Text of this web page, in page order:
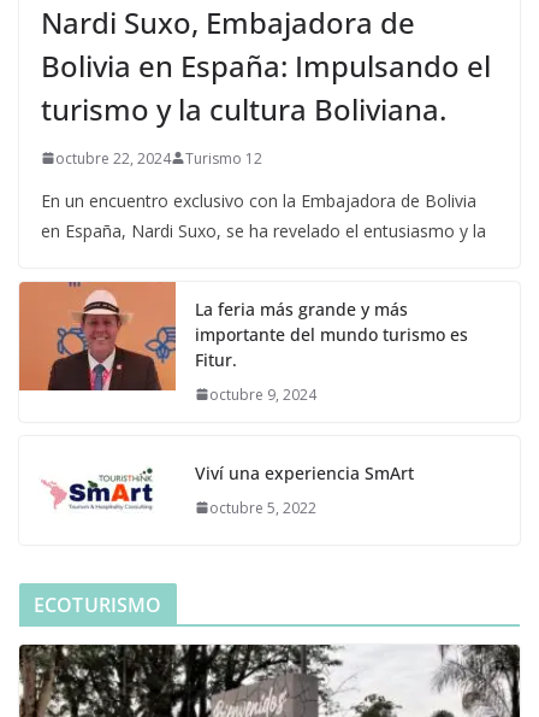
Nardi Suxo, Embajadora de
Bolivia en España: Impulsando el
turismo y la cultura Boliviana.
octubre 22, 2024 Turismo 12
En un encuentro exclusivo con la Embajadora de Bolivia
en España, Nardi Suxo, se ha revelado el entusiasmo y la
La feria más grande y más
importante del mundo turismo es
Fitur.
octubre 9, 2024
Viví una experiencia SmArt
octubre 5, 2022
ECOTURISMO